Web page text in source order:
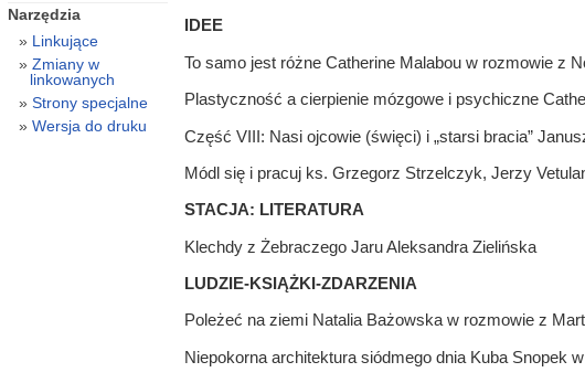
IDEE
To samo jest różne Catherine Malabou w rozmowie z
Plastyczność a cierpienie mózgowe i psychiczne
Część VIII: Nasi ojcowie (święci) i „starsi bracia”
Módl się i pracuj ks. Grzegorz Strzelczyk, Jerzy
STACJA: LITERATURA
Klechdy z Żebraczego Jaru Aleksandra Zielińska
LUDZIE-KSIĄŻKI-ZDARZENIA
Poleżeć na ziemi Natalia Bażowska w rozmowie z
Niepokorna architektura siódmego dnia Kuba Snopek
Narzędzia
Linkujące
Zmiany w
linkowanych
Strony specjalne
Wersja do druku